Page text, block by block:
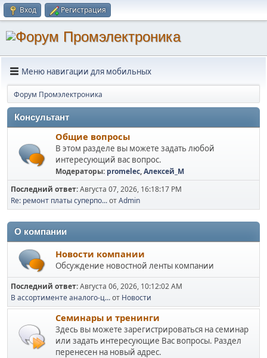
Вход Регистрация
Меню навигации для мобильных
Форум Промэлектроника
Консультант
Общие вопросы
В этом разделе вы можете задать любой
интересующий вас вопрос.
Модераторы: promelec,Алексей_М
Последний ответ:Августа 07, 2026, 16:18:17 PM
Re: ремонт платы суперпо...отAdmin
О компании
Новости компании
Обсуждение новостной ленты компании
Последний ответ:Августа 06, 2026, 10:12:02 AM
В ассортименте аналого-ц...от Новости
Семинары и тренинги
Здесь вы можете зарегистрироваться на семинар
или задать интересующие Вас вопросы. Раздел
перенесен на новый адрес.